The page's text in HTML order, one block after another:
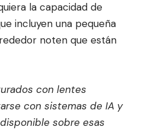
la capacidad de
incluyen una pequeña
noten que están
con lentes
con sistemas de IA y
sobre esas